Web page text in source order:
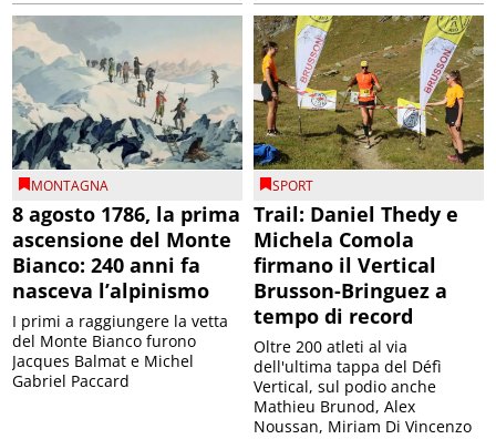
MONTAGNA
8 agosto 1786, la prima
ascensione del Monte
Bianco: 240 anni fa
nasceva l’alpinismo
I primi a raggiungere la vetta
del Monte Bianco furono
Jacques Balmat e Michel
Gabriel Paccard
SPORT
Trail: Daniel Thedy e
Michela Comola
firmano il Vertical
Brusson-Bringuez a
tempo di record
Oltre 200 atleti al via
dell'ultima tappa del Défì
Vertical, sul podio anche
Mathieu Brunod, Alex
Noussan, Miriam Di Vincenzo